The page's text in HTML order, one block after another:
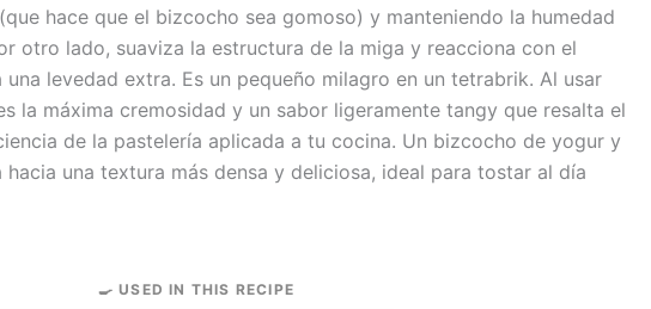
hace que el bizcocho sea gomoso) y manteniendo la humedad
otro lado, suaviza la estructura de la miga y reacciona con el
levedad extra. Es un pequeño milagro en un tetrabrik. Al usar
la máxima cremosidad y un sabor ligeramente tangy que resalta el
de la pastelería aplicada a tu cocina. Un bizcocho de yogur y
hacia una textura más densa y deliciosa, ideal para tostar al día
🍳 USED IN THIS RECIPE